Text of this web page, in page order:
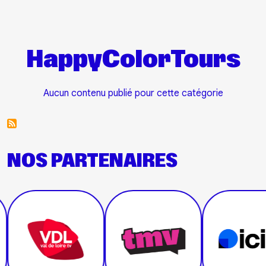
HappyColorTours
Aucun contenu publié pour cette catégorie
NOS PARTENAIRES